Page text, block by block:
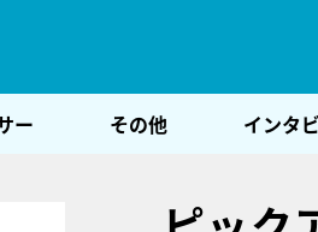
ー その他 インタ